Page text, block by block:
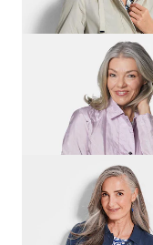
Veste légère avec reflets
179,00 CHF 279,00 CHF
Veste chemisier